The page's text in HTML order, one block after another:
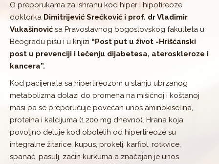
O preporukama za ishranu kod hiper i hipotireoze
doktorka Dimitrijević Srećković i prof. dr Vladimir
Vukašinović sa Pravoslavnog bogoslovskog fakulteta u
Beogradu pišu i u knjizi “Post put u život -Hrišćanski
post u prevenciji i lečenju dijabetesa, ateroskleroze i
kancera”.
Kod pacijenata sa hipertireozom u stanju ubrzanog
metabolizma dolazi do promena na mišićnoj i koštanoj
masi pa se preporučuje povećan unos aminokiselina,
proteina i kalcijuma (1.200 mg dnevno). Hrana koja
povoljno deluje kod obolelih od hipertireoze su
integralne žitarice, kupus, prokelj, karfiol, rotkvice,
spanać, pasulj, začin kurkuma a značajan je unos